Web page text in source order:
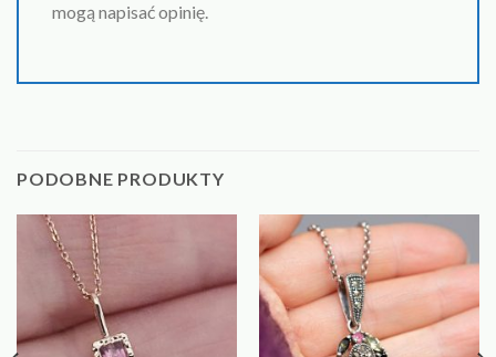
mogą napisać opinię.
PODOBNE PRODUKTY